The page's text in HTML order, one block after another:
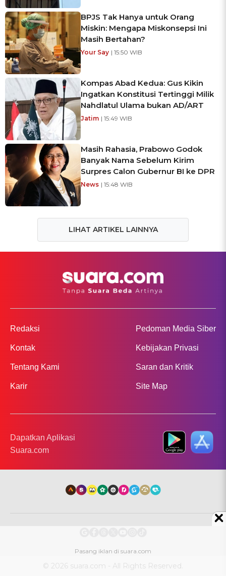
BPJS Tak Hanya untuk Orang
Miskin: Mengapa Miskonsepsi Ini
Masih Bertahan?
Your Say | 15:50 WIB
Kompas Abad Kedua: Gus Kikin
Ingatkan Konstitusi Tertinggi Milik
Nahdlatul Ulama bukan AD/ART
Jatim | 15:49 WIB
Masih Rahasia, Prabowo Godok
Banyak Nama Sebelum Kirim
Surpres Calon Gubernur BI ke DPR
News | 15:48 WIB
LIHAT ARTIKEL LAINNYA
Redaksi
Kontak
Tentang Kami
Karir
Pedoman Media Siber
Kebijakan Privasi
Saran dan Kritik
Site Map
Dapatkan Aplikasi
Suara.com
© 2026 suara.com - All Rights Reserved.